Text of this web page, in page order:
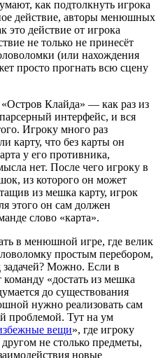
как подтолкнуть игрока
действие, авторы менюшных
это действие от игрока
не только не принесёт
(или нахождения
просто прогнать всю сцену
Клайда» — как раз из
интерфейс, и вся
Игроку много раз
карту, что без карты он
у его противника,
нет. После чего игроку в
из которого он может
из мешка карту, игрок
этого он сам должен
слово «карта».
в менюшной игре, где велик
простым перебором,
задачей? Можно. Если в
«достать из мешка
до существования
нужно реализовать сам
проблемой. Тут на ум
вещи», где игроку
не столько предметы,
новые